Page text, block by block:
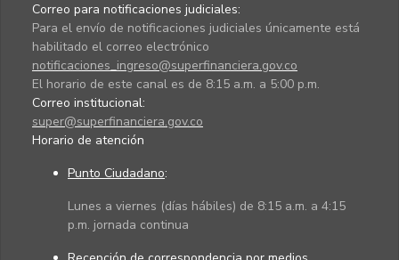
Correo para notificaciones judiciales:
Para el envío de notificaciones judiciales únicamente está
habilitado el correo electrónico
notificaciones_ingreso@superfinanciera.gov.co
El horario de este canal es de 8:15 a.m. a 5:00 p.m.
Correo institucional:
super@superfinanciera.gov.co
Horario de atención
Punto Ciudadano:
Lunes a viernes (días hábiles) de 8:15 a.m. a 4:15
p.m. jornada continua